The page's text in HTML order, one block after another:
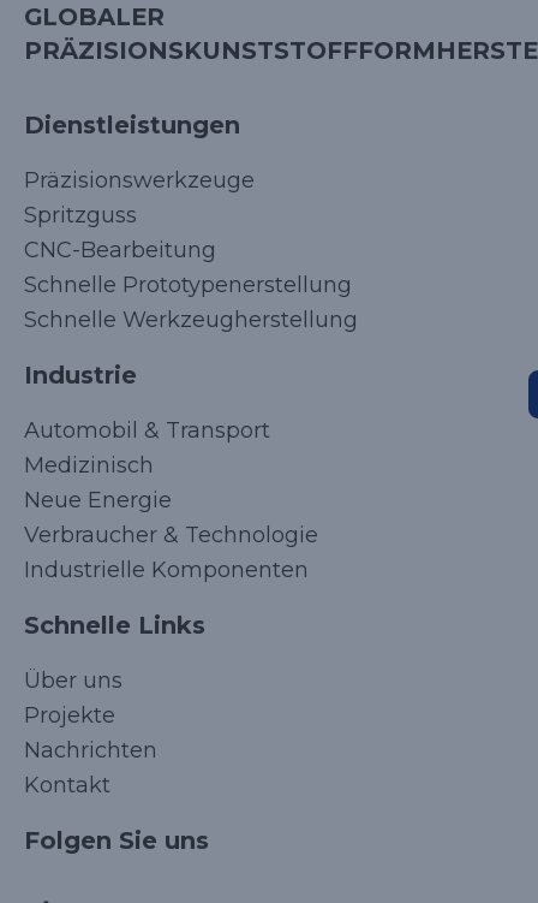
GLOBALER
Dienstleistungen
Präzisionswerkzeuge
Spritzguss
CNC-Bearbeitung
Schnelle Prototypenerstellung
Schnelle Werkzeugherstellung
Industrie
Automobil & Transport
Medizinisch
Neue Energie
Verbraucher & Technologie
Industrielle Komponenten
Schnelle Links
Über uns
Projekte
Nachrichten
Kontakt
Folgen Sie uns